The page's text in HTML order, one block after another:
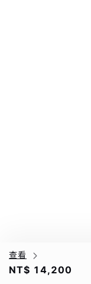
查看
NT$ 14,200